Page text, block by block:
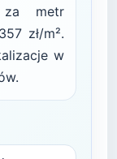
za metr
zł/m².
w